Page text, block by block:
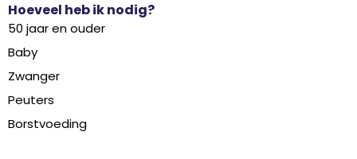
Hoeveel heb ik nodig?
50 jaar en ouder
Baby
Zwanger
Peuters
Borstvoeding